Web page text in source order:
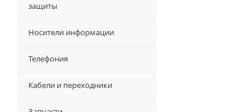
защиты
Носители информации
Телефония
Кабели и переходники